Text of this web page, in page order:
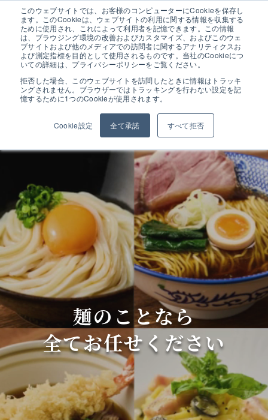
このウェブサイトでは、お客様のコンピューターにCookieを保存し
ます。このCookieは、ウェブサイトの利用に関する情報を収集する
ために使用され、これによって利用者を記憶できます。この情報
は、ブラウジング環境の改善およびカスタマイズ、およびこのウェ
ブサイトおよび他のメディアでの訪問者に関するアナリティクスお
よび測定指標を目的として使用されるものです。当社のCookieにつ
いての詳細は、プライバシーポリシーをご覧ください。
拒否した場合、このウェブサイトを訪問したときに情報はトラッキ
ングされません。ブラウザーではトラッキングを行わない設定を記
憶するために1つのCookieが使用されます。
Cookie設定 全て承諾 すべて拒否
お知らせ
夏季休業のお知らせ
さぬき麺機 実演・試食会 ＠熊本
【ユーザー様限定】 さぬき麺機【黄金商品】実演・試食会
職人の技術を完全再現